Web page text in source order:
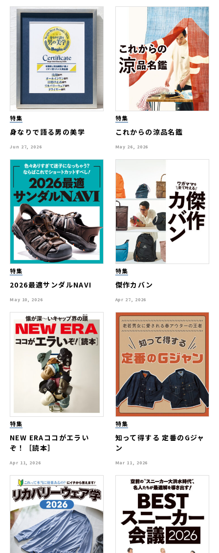
特集
身なりで語る男の美学
Jun 27, 2026
特集
これからの涼品名鑑
May 26, 2026
特集
2026最適サンダルNAVI
May 10, 2026
特集
傑作カバン
Apr 27, 2026
特集
NEW ERAココがエラい
ぞ！［読本］
Apr 11, 2026
特集
知って得する 定番のGジャ
ン
Mar 11, 2026